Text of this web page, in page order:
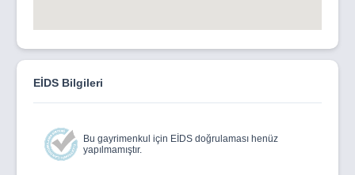
EİDS Bilgileri
Bu gayrimenkul için EİDS doğrulaması henüz
yapılmamıştır.